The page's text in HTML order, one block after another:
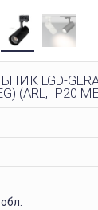
LGD-
(ARL, IP20